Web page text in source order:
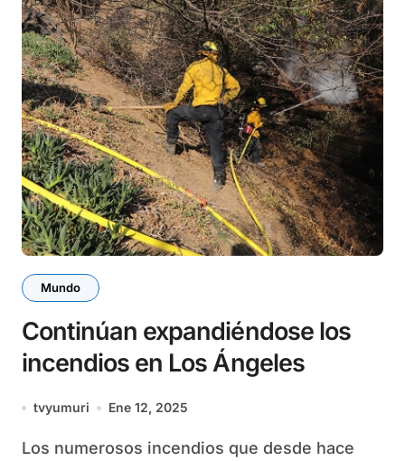
Mundo
Continúan expandiéndose los
incendios en Los Ángeles
tvyumuri Ene 12, 2025
Los numerosos incendios que desde hace